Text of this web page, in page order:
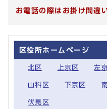
お電話の際はお掛け間違
区役所ホームページ
北区 上京区 左
山科区 下京区
伏見区